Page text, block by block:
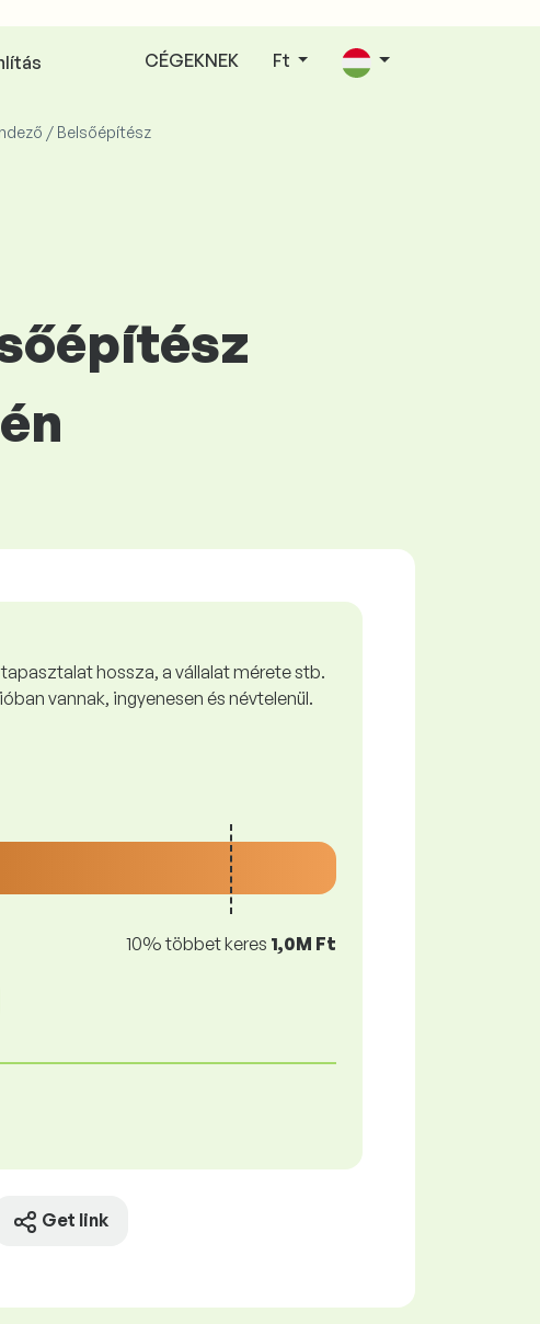
CÉGEKNEK Ft
/ Belsőépítész
hossza, a vállalat mérete stb.
vannak, ingyenesen és névtelenül.
10% többet keres 1,0M Ft
Get link